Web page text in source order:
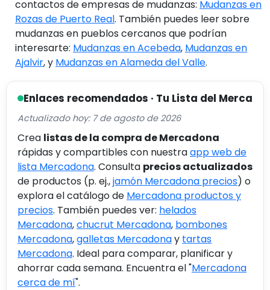
contactos de empresas de mudanzas: Mudanzas en
Rozas de Puerto Real. También puedes leer sobre
mudanzas en pueblos cercanos que podrían
interesarte: Mudanzas en Acebeda, Mudanzas en
Ajalvir, y Mudanzas en Alameda del Valle.
Enlaces recomendados · Tu Lista del Merca
Actualizado hoy: 7 de agosto de 2026
Crea listas de la compra de Mercadona
rápidas y compartibles con nuestraapp web de
lista Mercadona. Consulta precios actualizados
de productos (p. ej.,jamón Mercadona precios) o
explora el catálogo de Mercadona productos y
precios. También puedes ver: helados
Mercadona,chucrut Mercadona, bombones
Mercadona,galletas Mercadonay tartas
Mercadona. Ideal para comparar, planificar y
ahorrar cada semana. Encuentra el "Mercadona
cerca de mí".